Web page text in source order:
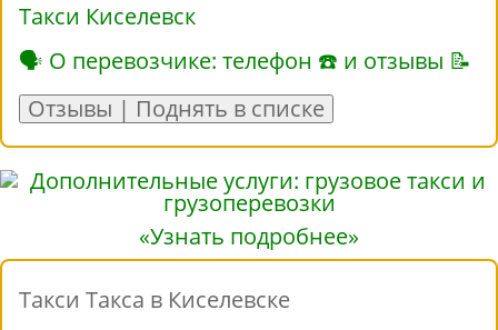
Такси Киселевск
🗣 О перевозчике: телефон ☎ и отзывы 📝
Отзывы | Поднять в списке
«Узнать подробнее»
Такси Такса в Киселевске